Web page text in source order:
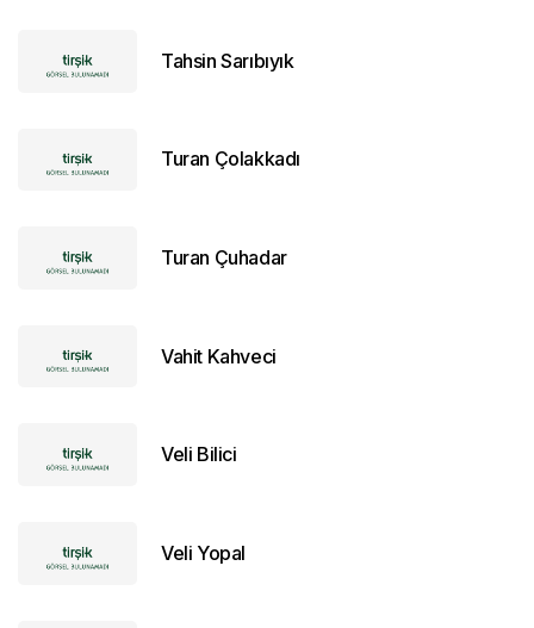
Tahsin Sarıbıyık
Turan Çolakkadı
Turan Çuhadar
Vahit Kahveci
Veli Bilici
Veli Yopal